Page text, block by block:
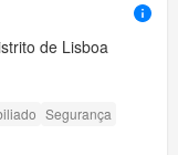
de Lisboa
Segurança